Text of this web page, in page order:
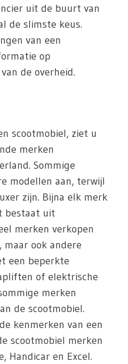
uit de buurt van
de slimste keus.
van een
op
de overheid.
scootmobiel, ziet u
merken
Sommige
modellen aan, terwijl
zijn. Bijna elk merk
bestaat uit
merken verkopen
ook andere
een beperkte
of elektrische
merken
de scootmobiel.
kenmerken van een
scootmobiel merken
Handicar en Excel.